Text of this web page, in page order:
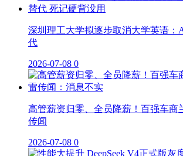
深圳理工大学拟逐步取消大学英语：
代
2026-07-08 0
高管薪资归零、全员降薪！百强车商
传闻
2026-07-08 0